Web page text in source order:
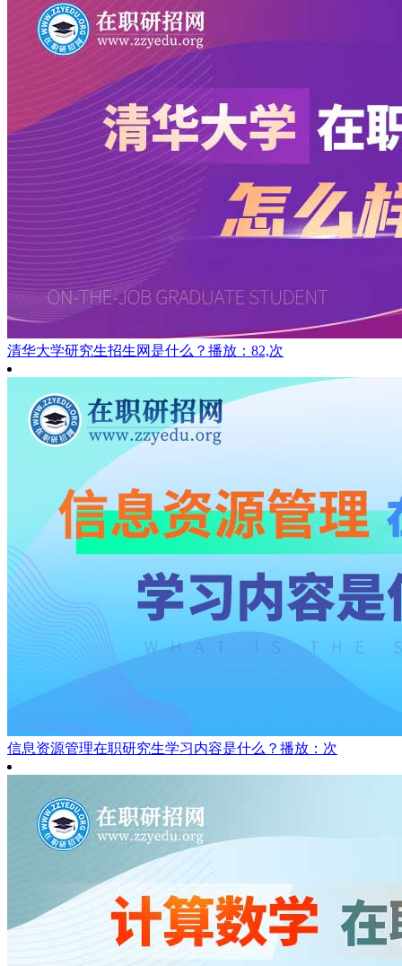
清华大学研究生招生网是什么？ 播放：82,次
信息资源管理在职研究生学习内容是什么？ 播放：次